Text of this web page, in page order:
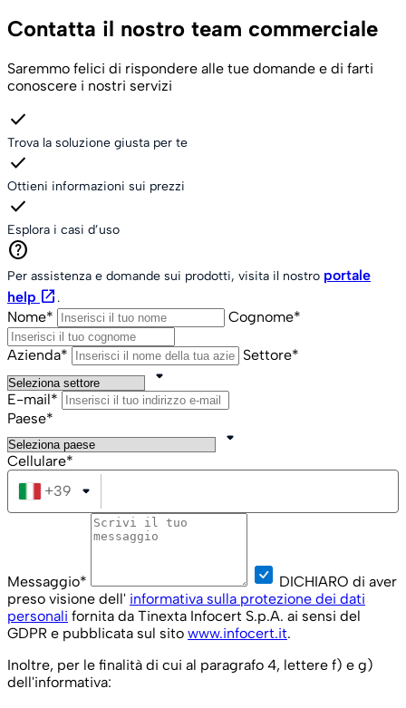
Contatta il nostro team commerciale
Saremmo felici di rispondere alle tue domande e di farti
conoscere i nostri servizi
check
Trova la soluzione giusta per te
check
Ottieni informazioni sui prezzi
check
Esplora i casi d’uso
help
Per assistenza e domande sui prodotti, visita il nostro portale
help open_in_new .
Nome* Cognome*
Azienda* Settore*
E-mail*
Paese*
Cellulare*
Italia
+39
+39
Messaggio*
DICHIARO di aver
preso visione dell' informativa sulla protezione dei dati
personali fornita da Tinexta Infocert S.p.A. ai sensi del
GDPR e pubblicata sul sito www.infocert.it.
Inoltre, per le finalità di cui al paragrafo 4, lettere f) e g)
dell'informativa: